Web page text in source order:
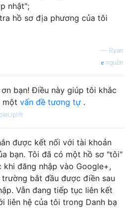
nhật";
hồ sơ địa phương của tôi
— Ryan
nguồn
ơn bạn! Điều này giúp tôi khắc
một vấn đề tương tự.
được kết nối với tài khoản
bạn. Tôi đã có một hồ sơ "tôi"
đăng nhập vào Google+,
trường bắt đầu được điền sau
Vẫn đang tiếp tục liên kết
liên hệ của tôi trong Danh bạ